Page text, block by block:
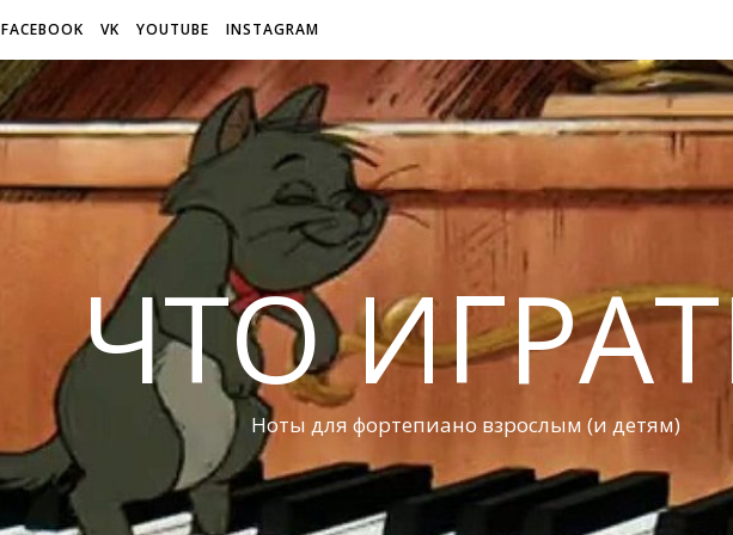
FACEBOOK VK YOUTUBE INSTAGRAM
ЧТО
Ноты для фортепиано взрослым (и детям)